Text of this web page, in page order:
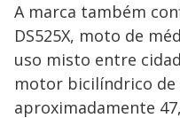
A marca também
DS525X, moto de
uso misto entre
motor bicilíndrico de
aproximadamente